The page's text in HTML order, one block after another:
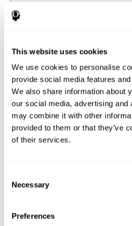
This website uses cookies
We use cookies to personalise
provide social media features
We also share information about
our social media, advertising and
may combine it with other
provided to them or that they’ve
of their services.
Selection
Necessary
Preferences
информации (зрительное
Способность обнаруживать,
отвечать на стимул. Эта
идентифицируется с хорошими
поскольку она относится к
проходит от момента
получения ответа на него.
Внимание
когнитивные процессы и отвечает